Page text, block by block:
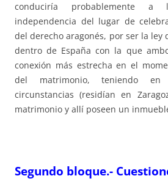
conduciría probablemente a
independencia del lugar de
del derecho aragonés, por ser la
dentro de España con la que
conexión más estrecha en el
del matrimonio, teniendo
circunstancias (residían en
matrimonio y allí poseen un
Segundo bloque.-